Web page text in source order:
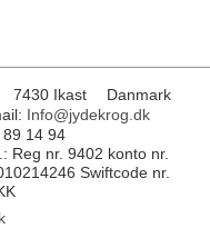
7430 Ikast
Danmark
: Info@jydekrog.dk
89 14 94
Reg nr. 9402 konto nr.
Swiftcode nr.